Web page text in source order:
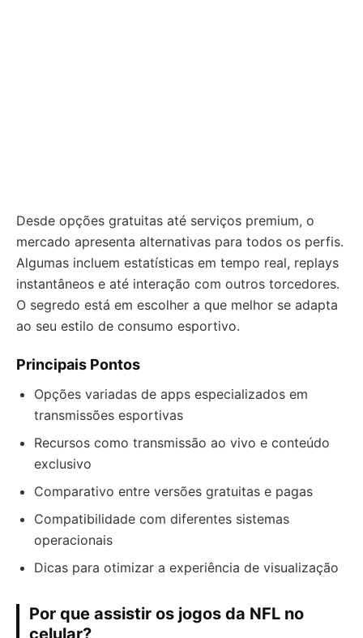
Desde opções gratuitas até serviços premium, o
mercado apresenta alternativas para todos os perfis.
Algumas incluem estatísticas em tempo real, replays
instantâneos e até interação com outros torcedores.
O segredo está em escolher a que melhor se adapta
ao seu estilo de consumo esportivo.
Principais Pontos
Opções variadas de apps especializados em
transmissões esportivas
Recursos como transmissão ao vivo e conteúdo
exclusivo
Comparativo entre versões gratuitas e pagas
Compatibilidade com diferentes sistemas
operacionais
Dicas para otimizar a experiência de visualização
Por que assistir os jogos da NFL no
celular?